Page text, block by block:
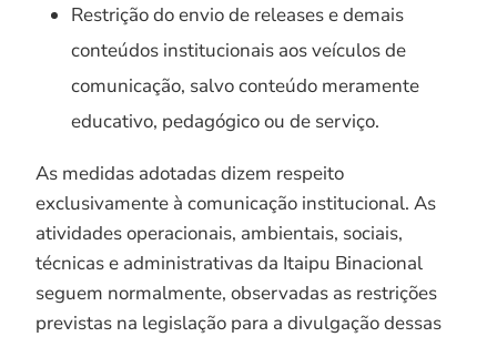
Restrição do envio de releases e demais
conteúdos institucionais aos veículos de
comunicação, salvo conteúdo meramente
educativo, pedagógico ou de serviço.
As medidas adotadas dizem respeito
exclusivamente à comunicação institucional. As
atividades operacionais, ambientais, sociais,
técnicas e administrativas da Itaipu Binacional
seguem normalmente, observadas as restrições
previstas na legislação para a divulgação dessas